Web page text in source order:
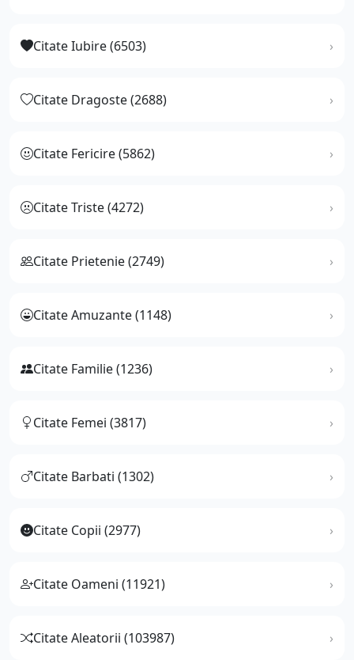
Citate Iubire (6503)
Citate Dragoste (2688)
Citate Fericire (5862)
Citate Triste (4272)
Citate Prietenie (2749)
Citate Amuzante (1148)
Citate Familie (1236)
Citate Femei (3817)
Citate Barbati (1302)
Citate Copii (2977)
Citate Oameni (11921)
Citate Aleatorii (103987)